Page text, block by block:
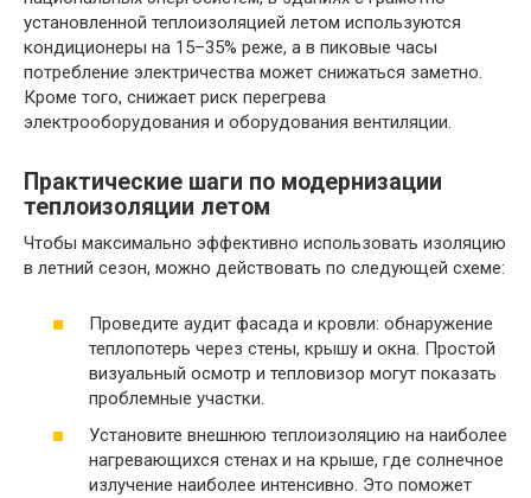
установленной теплоизоляцией летом используются
кондиционеры на 15–35% реже, а в пиковые часы
потребление электричества может снижаться заметно.
Кроме того, снижает риск перегрева
электрооборудования и оборудования вентиляции.
Практические шаги по модернизации
теплоизоляции летом
Чтобы максимально эффективно использовать изоляцию
в летний сезон, можно действовать по следующей схеме:
Проведите аудит фасада и кровли: обнаружение
теплопотерь через стены, крышу и окна. Простой
визуальный осмотр и тепловизор могут показать
проблемные участки.
Установите внешнюю теплоизоляцию на наиболее
нагревающихся стенах и на крыше, где солнечное
излучение наиболее интенсивно. Это поможет